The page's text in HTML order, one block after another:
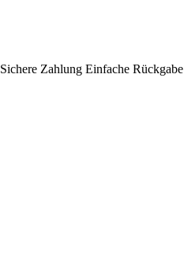
Sichere Zahlung Einfache Rückgabe